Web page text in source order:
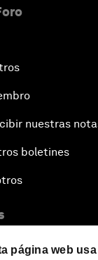
página web
nuestras
boletines
el Foro